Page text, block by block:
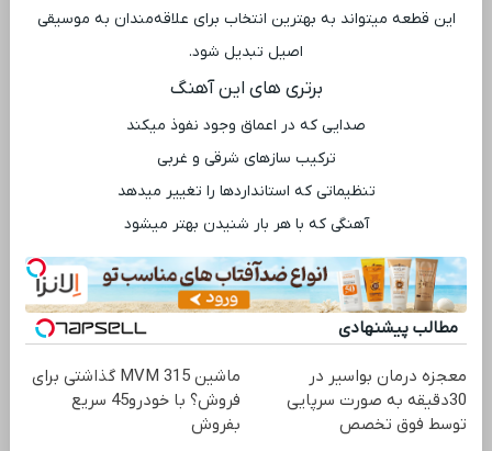
این قطعه میتواند به بهترین انتخاب برای علاقه‌مندان به موسیقی
اصیل تبدیل شود.
برتری ‌های این آهنگ
صدایی که در اعماق وجود نفوذ میکند
ترکیب سازهای شرقی و غربی
تنظیماتی که استانداردها را تغییر میدهد
آهنگی که با هر بار شنیدن بهتر میشود
مطالب پیشنهادی
معجزه درمان بواسیر در
30دقیقه به صورت سرپایی
توسط فوق تخصص
ماشین MVM 315 گذاشتی برای
فروش؟ با خودرو45 سریع
بفروش